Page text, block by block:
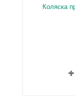
Коляска